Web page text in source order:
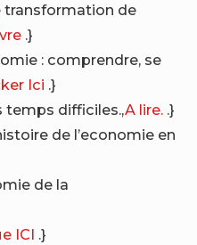
transformation de
.}
: comprendre, se
Ici .}
temps difficiles.,A lire. .}
de l’economie en
de la
ICI .}